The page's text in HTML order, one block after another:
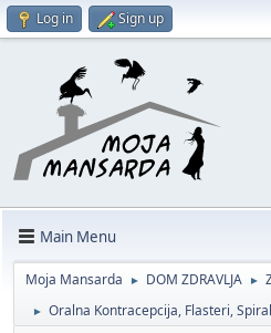
Log in Sign up
Main Menu
Moja Mansarda ► DOM ZDRAVLJA ►
► Oralna Kontracepcija, Flasteri,